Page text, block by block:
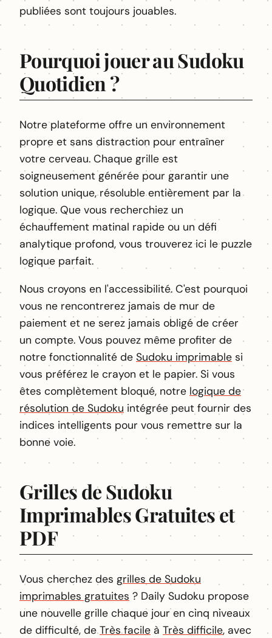
publiées sont toujours jouables.
Pourquoi jouer au Sudoku
Quotidien ?
Notre plateforme offre un environnement
propre et sans distraction pour entraîner
votre cerveau. Chaque grille est
soigneusement générée pour garantir une
solution unique, résoluble entièrement par la
logique. Que vous recherchiez un
échauffement matinal rapide ou un défi
analytique profond, vous trouverez ici le puzzle
logique parfait.
Nous croyons en l'accessibilité. C'est pourquoi
vous ne rencontrerez jamais de mur de
paiement et ne serez jamais obligé de créer
un compte. Vous pouvez même profiter de
notre fonctionnalité de Sudoku imprimable si
vous préférez le crayon et le papier. Si vous
êtes complètement bloqué, notre logique de
résolution de Sudoku intégrée peut fournir des
indices intelligents pour vous remettre sur la
bonne voie.
Grilles de Sudoku
Imprimables Gratuites et
PDF
Vous cherchez des grilles de Sudoku
imprimables gratuites ? Daily Sudoku propose
une nouvelle grille chaque jour en cinq niveaux
de difficulté, deTrès facile à Très difficile, avec